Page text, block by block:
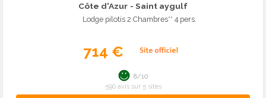
Côte d'Azur - Saint aygulf
Lodge pilotis 2 Chambres** 4 pers.
714 €
8/10
590 avis sur 5 sites